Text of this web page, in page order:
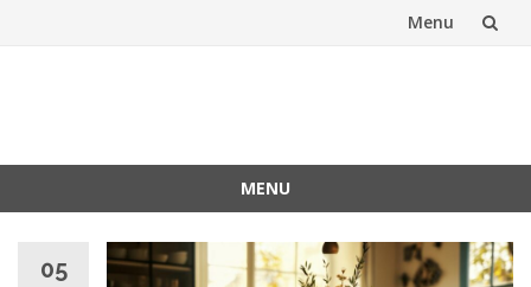
Menu
MENU
contenu
05